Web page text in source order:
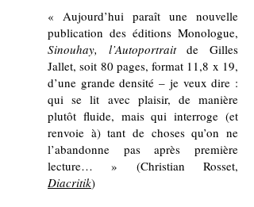
« Aujourd’hui paraît une nouvelle
publication des éditions Monologue,
Sinouhay, l’Autoportraitde Gilles
Jallet, soit 80 pages, format 11,8 x 19,
d’une grande densité – je veux dire :
qui se lit avec plaisir, de manière
plutôt fluide, mais qui interroge (et
renvoie à) tant de choses qu’on ne
l’abandonne pas après première
lecture… » (Christian Rosset,
Diacritik)